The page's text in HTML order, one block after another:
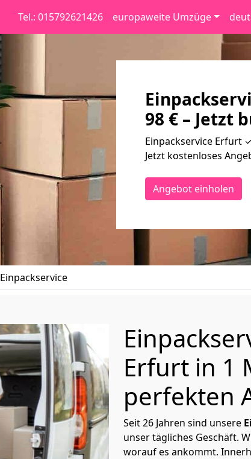
Tel.: 015792621426 europaweite Umzüge
98 € – Jetzt
Einpackservice Erfurt
Jetzt kostenloses
Angebot einholen
Einpackservice
Erfurt in 1
perfekten
Seit 26 Jahren sind unsere
unser tägliches Geschäft.
worauf es ankommt.